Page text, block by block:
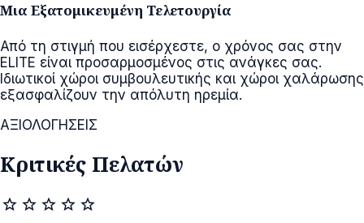
Μια Εξατομικευμένη Τελετουργία
Από τη στιγμή που εισέρχεστε, ο χρόνος σας στην
ELITE είναι προσαρμοσμένος στις ανάγκες σας.
Ιδιωτικοί χώροι συμβουλευτικής και χώροι χαλάρωσης
εξασφαλίζουν την απόλυτη ηρεμία.
ΑΞΙΟΛΟΓΗΣΕΙΣ
Κριτικές Πελατών
star star star star star